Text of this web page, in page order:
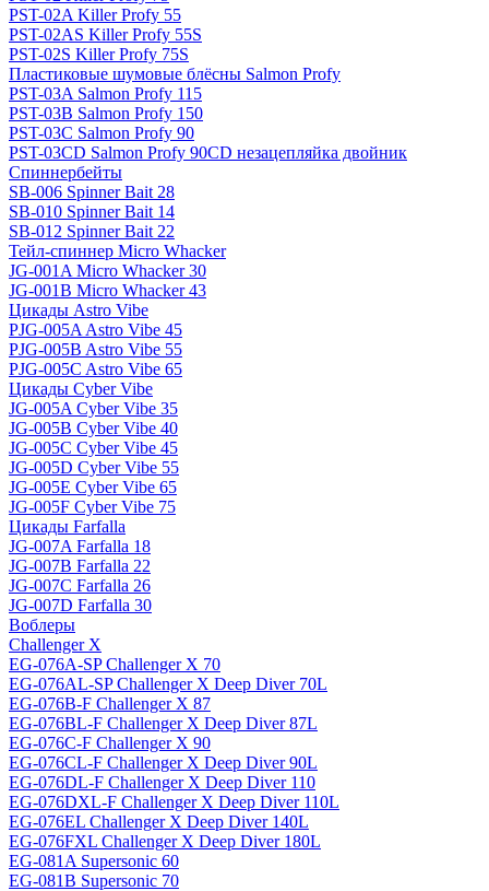
PST-02A Killer Profy 55
PST-02AS Killer Profy 55S
PST-02S Killer Profy 75S
Пластиковые шумовые блёсны Salmon Profy
PST-03A Salmon Profy 115
PST-03B Salmon Profy 150
PST-03C Salmon Profy 90
PST-03CD Salmon Profy 90CD незацепляйка двойник
Спиннербейты
SB-006 Spinner Bait 28
SB-010 Spinner Bait 14
SB-012 Spinner Bait 22
Тейл-спиннер Micro Whacker
JG-001A Micro Whacker 30
JG-001B Micro Whacker 43
Цикады Astro Vibe
PJG-005A Astro Vibe 45
PJG-005B Astro Vibe 55
PJG-005C Astro Vibe 65
Цикады Cyber Vibe
JG-005A Cyber Vibe 35
JG-005B Cyber Vibe 40
JG-005C Cyber Vibe 45
JG-005D Cyber Vibe 55
JG-005E Cyber Vibe 65
JG-005F Cyber Vibe 75
Цикады Farfalla
JG-007A Farfalla 18
JG-007B Farfalla 22
JG-007C Farfalla 26
JG-007D Farfalla 30
Воблеры
Challenger X
EG-076A-SP Challenger X 70
EG-076AL-SP Challenger X Deep Diver 70L
EG-076B-F Challenger X 87
EG-076BL-F Challenger X Deep Diver 87L
EG-076C-F Challenger X 90
EG-076CL-F Challenger X Deep Diver 90L
EG-076DL-F Challenger X Deep Diver 110
EG-076DXL-F Challenger X Deep Diver 110L
EG-076EL Challenger X Deep Diver 140L
EG-076FXL Challenger X Deep Diver 180L
EG-081A Supersonic 60
EG-081B Supersonic 70